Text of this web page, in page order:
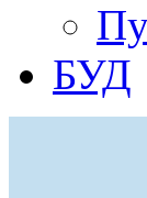
БУД